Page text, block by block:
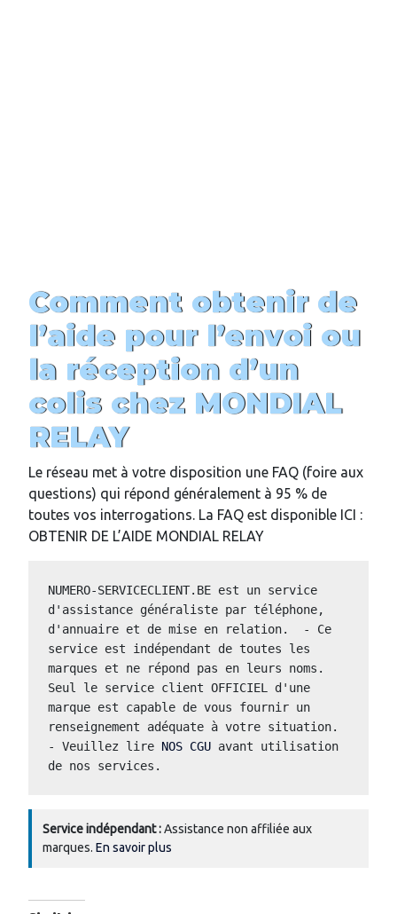
Comment obtenir de
l’aide pour l’envoi ou
la réception d’un
colis chez MONDIAL
RELAY
Le réseau met à votre disposition une FAQ (foire aux
questions) qui répond généralement à 95 % de
toutes vos interrogations. La FAQ est disponible ICI :
OBTENIR DE L’AIDE MONDIAL RELAY
NUMERO-SERVICECLIENT.BE est un service
d'assistance généraliste par téléphone,
d'annuaire et de mise en relation.  - Ce
service est indépendant de toutes les
marques et ne répond pas en leurs noms.
Seul le service client OFFICIEL d'une
marque est capable de vous fournir un
renseignement adéquate à votre situation.
- Veuillez lire NOS CGU avant utilisation
de nos services.
Service indépendant :Assistance non affiliée aux
marques. En savoir plus